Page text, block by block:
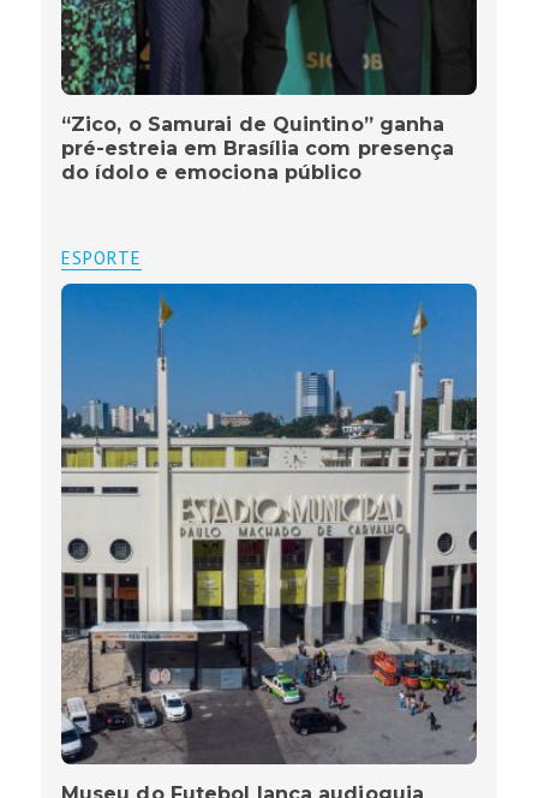
“Zico, o Samurai de Quintino” ganha
pré-estreia em Brasília com presença
do ídolo e emociona público
ESPORTE